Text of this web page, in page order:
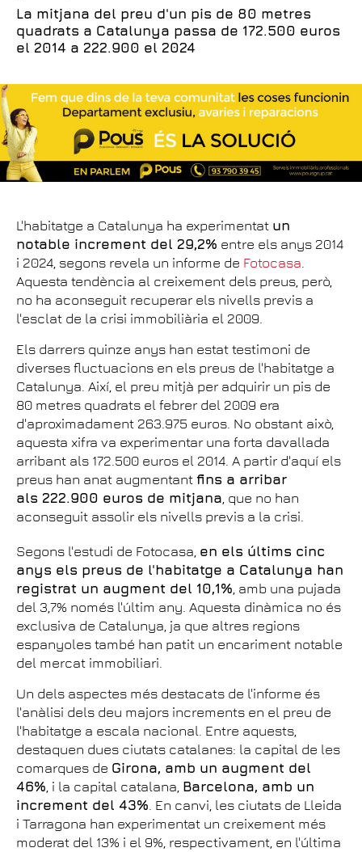
La mitjana del preu d'un pis de 80 metres
quadrats a Catalunya passa de 172.500 euros
el 2014 a 222.900 el 2024
L'habitatge a Catalunya ha experimentat un
notable increment del 29,2% entre els anys 2014
i 2024, segons revela un informe de Fotocasa.
Aquesta tendència al creixement dels preus, però,
no ha aconseguit recuperar els nivells previs a
l'esclat de la crisi immobiliària el 2009.
Els darrers quinze anys han estat testimoni de
diverses fluctuacions en els preus de l'habitatge a
Catalunya. Així, el preu mitjà per adquirir un pis de
80 metres quadrats el febrer del 2009 era
d'aproximadament 263.975 euros. No obstant això,
aquesta xifra va experimentar una forta davallada
arribant als 172.500 euros el 2014. A partir d'aquí els
preus han anat augmentant fins a arribar
als 222.900 euros de mitjana, que no han
aconseguit assolir els nivells previs a la crisi.
Segons l'estudi de Fotocasa, en els últims cinc
anys els preus de l'habitatge a Catalunya han
registrat un augment del 10,1%, amb una pujada
del 3,7% només l'últim any. Aquesta dinàmica no és
exclusiva de Catalunya, ja que altres regions
espanyoles també han patit un encariment notable
del mercat immobiliari.
Un dels aspectes més destacats de l'informe és
l'anàlisi dels deu majors increments en el preu de
l'habitatge a escala nacional. Entre aquests,
destaquen dues ciutats catalanes: la capital de les
comarques de Girona, amb un augment del
46%, i la capital catalana, Barcelona, amb un
increment del 43%. En canvi, les ciutats de Lleida
i Tarragona han experimentat un creixement més
moderat del 13% i el 9%, respectivament, en l'última